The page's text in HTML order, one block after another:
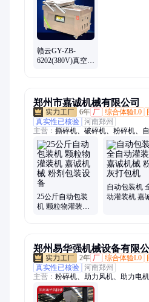
赣云GY-ZB-
6202(380V)真空包
郑州市嘉诚机械有限公司
6年 厂 综合体验L0
真实性已核验 河南郑州
主营： 撕碎机、破碎机、粉碎机、
石制砂机、河卵石制砂机、鹅卵石
质颗粒机、木炭机、光伏板拆框机
机、太阳能板拆框机、光伏板分解机
25公斤自动包装
机 颗粒物灌装机
自动包装机
动灌装机 嘉
郑州易华强机械设备有限
2年 厂 综合体验L0
真实性已核验 河南郑州
主营： 粉碎机、助力风机、助力电
道、圆盘造粒机、滚筒烘干机、滚